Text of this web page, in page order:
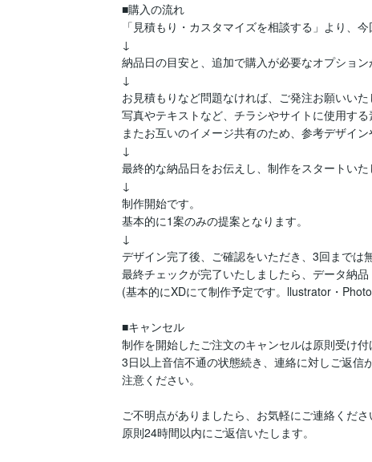
■購入の流れ
「見積もり・カスタマイズを相談する」より、
↓
納品日の目安と、追加で購入が必要なオプション
↓
お見積もりなど問題なければ、ご発注お願いいた
写真やテキストなど、チラシやサイトに使用する
またお互いのイメージ共有のため、参考デザイ
↓
最終的な納品日をお伝えし、制作をスタートいた
↓
制作開始です。
基本的に1案のみの提案となります。
↓
デザイン完了後、ご確認をいただき、3回までは
最終チェックが完了いたしましたら、データ納品
(基本的にXDにて制作予定です。llustrator・
■キャンセル
制作を開始したご注文のキャンセルは原則受け付
3日以上音信不通の状態続き、連絡に対しご返
注意ください。
ご不明点がありましたら、お気軽にご連絡くださ
原則24時間以内にご返信いたします。